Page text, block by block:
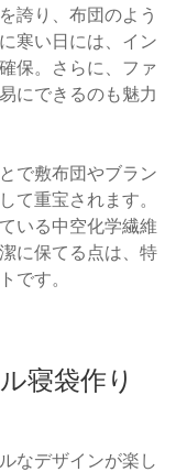
誇り、布団のよう
寒い日には、イン
保。さらに、ファ
にできるのも魅力
で敷布団やブラン
て重宝されます。
いる中空化学繊維
に保てる点は、特
です。
寝袋作り
なデザインが楽し